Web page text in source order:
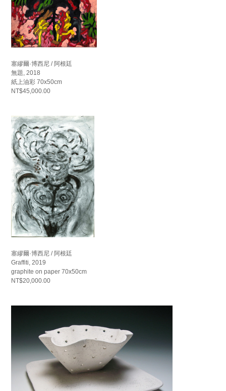
塞繆爾·博西尼 / 阿根廷
無題, 2018
紙上油彩 70x50cm
NT$45,000.00
塞繆爾·博西尼 / 阿根廷
Graffiti, 2019
graphite on paper 70x50cm
NT$20,000.00